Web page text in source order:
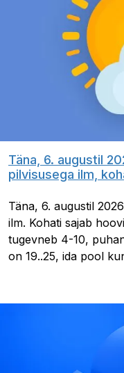
Täna, 6. augustil
pilvisusega ilm,
Täna, 6. augustil
ilm. Kohati sajab
tugevneb 4-10,
on 19..25, ida pool